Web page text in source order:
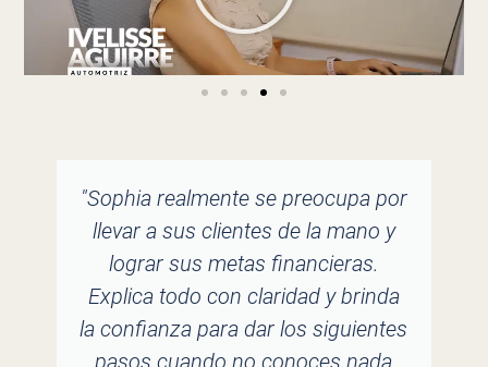
"Desde el primer momento en que
tuvimos la oportunidad de tomar
un webinar con Sophia, supimos
que era la persona indicada para
dar un paso hacia nuestra
jubilación. A lo largo del camino,